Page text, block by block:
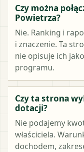
Czy można
Powietrza?
Nie. Ranking i
i znaczenie. Ta
nie opisuje ich
programu.
Czy ta strona
dotacji?
Nie podajemy
właściciela.
dochodem,